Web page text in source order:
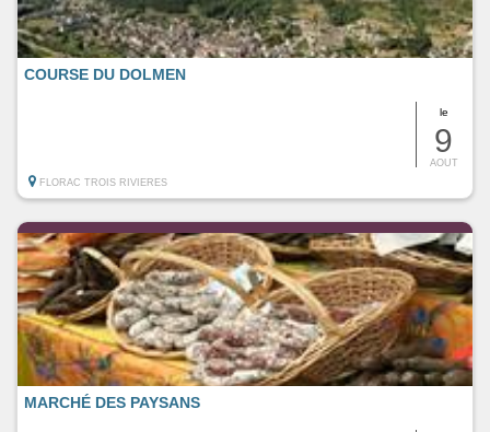
le
9
AOUT
COURSE DU DOLMEN
FLORAC TROIS RIVIERES
MARCHÉ DES PAYSANS